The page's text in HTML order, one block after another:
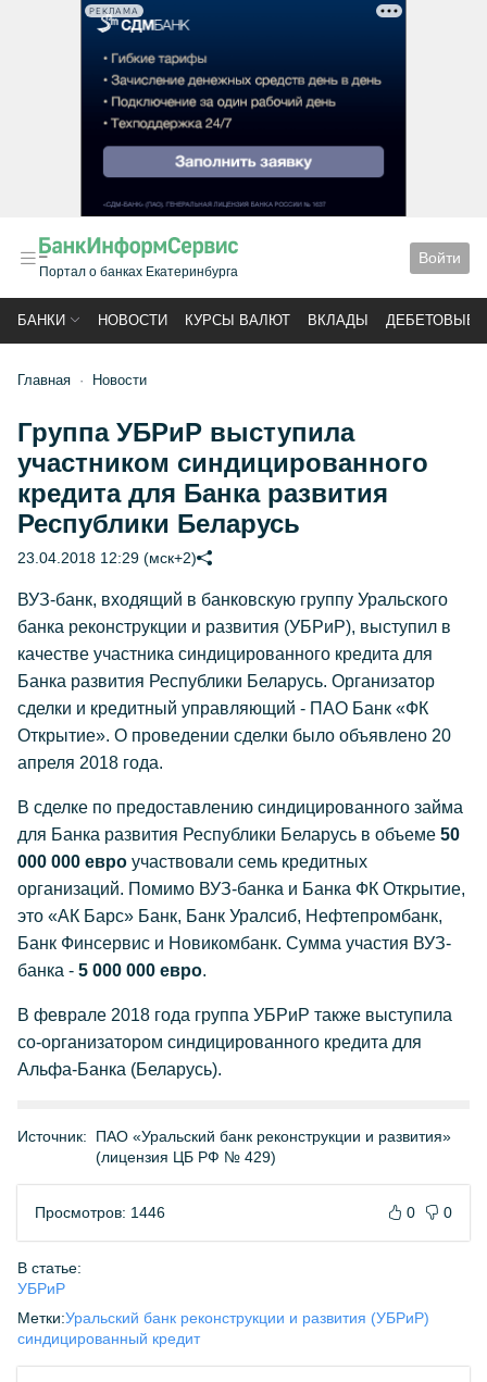
РЕКЛАМА
Портал о банках Екатеринбурга
Войти
БАНКИ НОВОСТИ КУРСЫ ВАЛЮТ ВКЛАДЫ ДЕБЕТОВЫЕ
Главная Новости
Группа УБРиР выступила
участником синдицированного
кредита для Банка развития
Республики Беларусь
23.04.2018 12:29 (мск+2)
ВУЗ-банк, входящий в банковскую группу Уральского
банка реконструкции и развития (УБРиР), выступил в
качестве участника синдицированного кредита для
Банка развития Республики Беларусь. Организатор
сделки и кредитный управляющий - ПАО Банк «ФК
Открытие». О проведении сделки было объявлено 20
апреля 2018 года.
В сделке по предоставлению синдицированного займа
для Банка развития Республики Беларусь в объеме 50
000 000 евро участвовали семь кредитных
организаций. Помимо ВУЗ-банка и Банка ФК Открытие,
это «АК Барс» Банк, Банк Уралсиб, Нефтепромбанк,
Банк Финсервис и Новикомбанк. Сумма участия ВУЗ-
банка - 5 000 000 евро.
В феврале 2018 года группа УБРиР также выступила
со-организатором синдицированного кредита для
Альфа-Банка (Беларусь).
Источник:
ПАО «Уральский банк реконструкции и развития»
(лицензия ЦБ РФ № 429)
Просмотров: 1446 0 0
В статье:
УБРиР
Метки:Уральский банк реконструкции и развития (УБРиР)
синдицированный кредит